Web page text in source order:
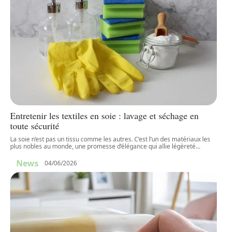
Entretenir les textiles en soie : lavage et séchage en
toute sécurité
La soie n’est pas un tissu comme les autres. C’est l’un des matériaux les
plus nobles au monde, une promesse d’élégance qui allie légèreté…
News 04/06/2026